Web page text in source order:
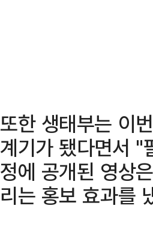
또한 생태부는 이
계기가 됐다면서
정에 공개된 영상
리는 홍보 효과를